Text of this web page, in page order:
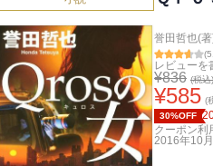
誉田哲也(
(
レビューを
¥836 (税込)
¥585 (
30%OFF
クーポン利
2016年10